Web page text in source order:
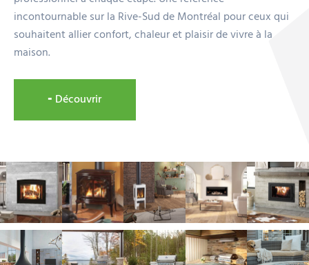
incontournable sur la Rive-Sud de Montréal pour ceux qui
souhaitent allier confort, chaleur et plaisir de vivre à la
maison.
╸Découvrir